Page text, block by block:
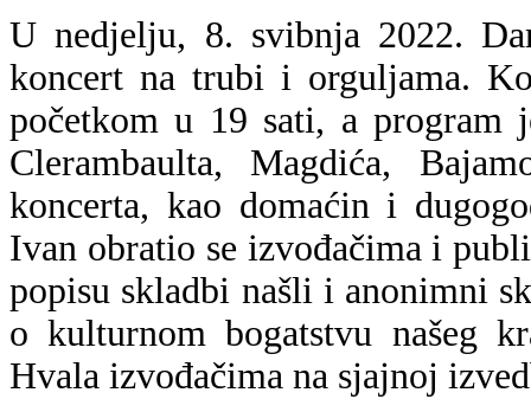
U nedjelju, 8. svibnja 2022.
koncert na trubi i orguljama.
početkom u 19 sati, a program
Clerambaulta, Magdića,
koncerta, kao domaćin i
Ivan obratio se izvođačima i
popisu skladbi našli i anonimni
o kulturnom bogatstvu našeg
Hvala izvođačima na sjajnoj